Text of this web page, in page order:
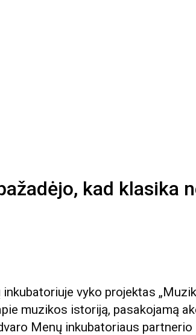
kad klasika
vyko projektas
muzikos istoriją, pasakojamą
Menų inkubatoriaus